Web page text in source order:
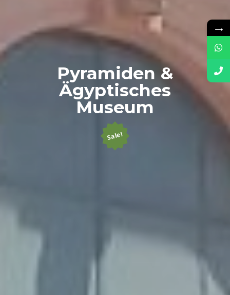
Pyramiden &
Ägyptisches
Museum
Sale!
→